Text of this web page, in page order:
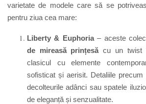
varietate de modele care să se
pentru ziua cea mare:
Liberty & Euphoria– aceste
de mireasă prințesăcu un twist
clasicul cu elemente
sofisticat și aerisit. Detaliile precum
decolteurile adânci sau spatele
de eleganță și senzualitate.